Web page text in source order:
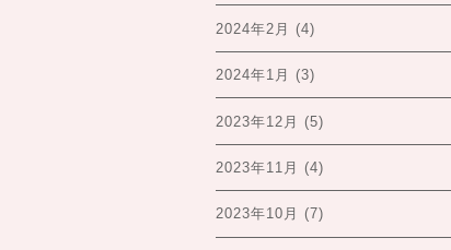
2024年2月 (4)
2024年1月 (3)
2023年12月 (5)
2023年11月 (4)
2023年10月 (7)